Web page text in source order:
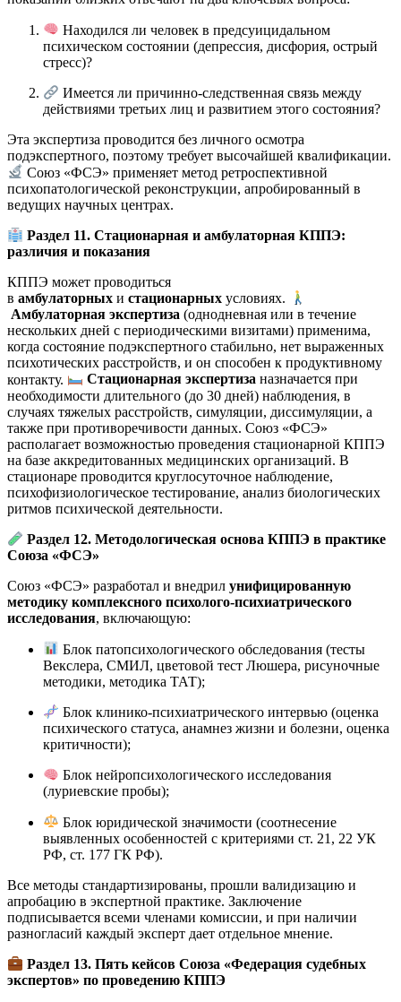
Находился ли человек в предсуицидальном
психическом состоянии (депрессия, дисфория, острый
стресс)?
Имеется ли причинно-следственная связь между
действиями третьих лиц и развитием этого состояния?
Эта экспертиза проводится без личного осмотра
подэкспертного, поэтому требует высочайшей квалификации.
Союз «ФСЭ» применяет метод ретроспективной
психопатологической реконструкции, апробированный в
ведущих научных центрах.
Раздел 11. Стационарная и амбулаторная КППЭ:
различия и показания
КППЭ может проводиться
в амбулаторных и стационарных условиях.
Амбулаторная экспертиза (однодневная или в течение
нескольких дней с периодическими визитами) применима,
когда состояние подэкспертного стабильно, нет выраженных
психотических расстройств, и он способен к продуктивному
контакту.
Стационарная экспертиза назначается при
необходимости длительного (до 30 дней) наблюдения, в
случаях тяжелых расстройств, симуляции, диссимуляции, а
также при противоречивости данных. Союз «ФСЭ»
располагает возможностью проведения стационарной КППЭ
на базе аккредитованных медицинских организаций. В
стационаре проводится круглосуточное наблюдение,
психофизиологическое тестирование, анализ биологических
ритмов психической деятельности.
Раздел 12. Методологическая основа КППЭ в практике
Союза «ФСЭ»
Союз «ФСЭ» разработал и внедрил унифицированную
методику комплексного психолого-психиатрического
исследования, включающую:
Блок патопсихологического обследования (тесты
Векслера, СМИЛ, цветовой тест Люшера, рисуночные
методики, методика ТАТ);
Блок клинико-психиатрического интервью (оценка
психического статуса, анамнез жизни и болезни, оценка
критичности);
Блок нейропсихологического исследования
(луриевские пробы);
Блок юридической значимости (соотнесение
выявленных особенностей с критериями ст. 21, 22 УК
РФ, ст. 177 ГК РФ).
Все методы стандартизированы, прошли валидизацию и
апробацию в экспертной практике. Заключение
подписывается всеми членами комиссии, и при наличии
разногласий каждый эксперт дает отдельное мнение.
Раздел 13. Пять кейсов Союза «Федерация судебных
экспертов» по проведению КППЭ